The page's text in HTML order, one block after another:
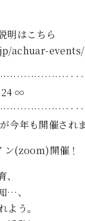
明はこちら
achuar-events/
∞
今年も開催され
ン(zoom)開催！
…、
う。